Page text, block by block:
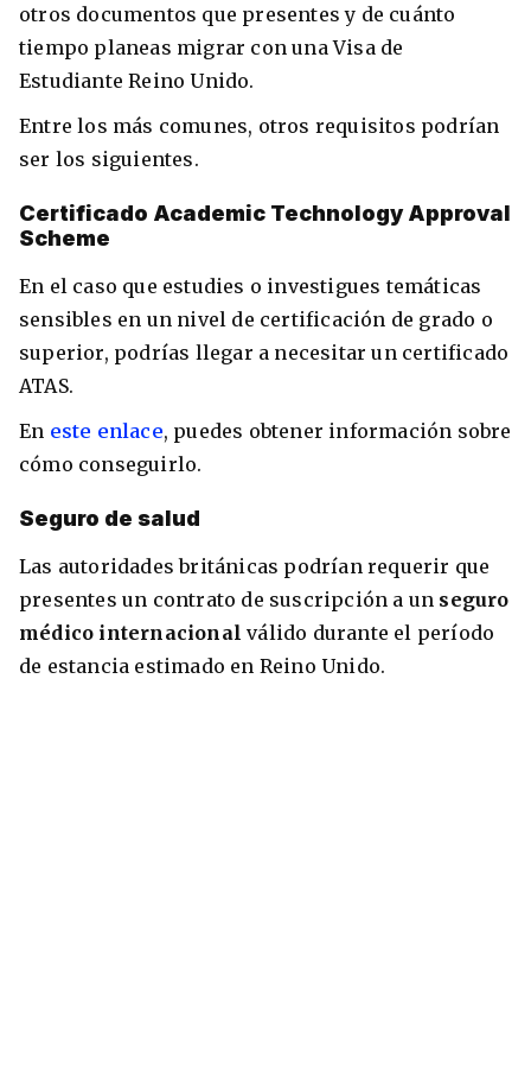
otros documentos que presentes y de cuánto
tiempo planeas migrar con una Visa de
Estudiante Reino Unido.
Entre los más comunes, otros requisitos podrían
ser los siguientes.
Certificado Academic Technology Approval
Scheme
En el caso que estudies o investigues temáticas
sensibles en un nivel de certificación de grado o
superior, podrías llegar a necesitar un certificado
ATAS.
En este enlace, puedes obtener información sobre
cómo conseguirlo.
Seguro de salud
Las autoridades británicas podrían requerir que
presentes un contrato de suscripción a un seguro
médico internacionalválido durante el período
de estancia estimado en Reino Unido.